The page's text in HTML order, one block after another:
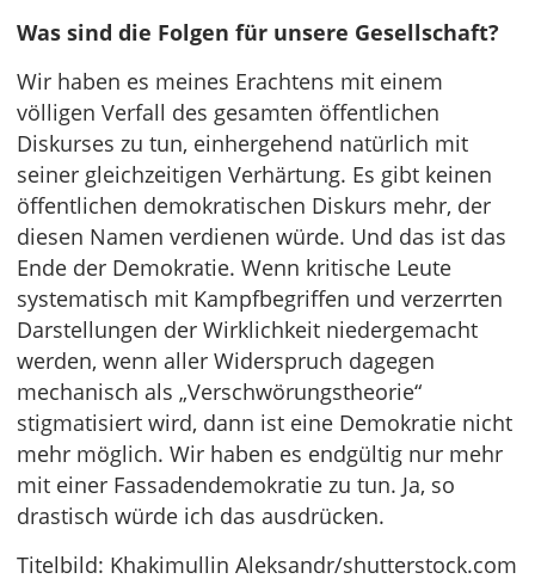
Was sind die Folgen für unsere Gesellschaft?
Wir haben es meines Erachtens mit einem
völligen Verfall des gesamten öffentlichen
Diskurses zu tun, einhergehend natürlich mit
seiner gleichzeitigen Verhärtung. Es gibt keinen
öffentlichen demokratischen Diskurs mehr, der
diesen Namen verdienen würde. Und das ist das
Ende der Demokratie. Wenn kritische Leute
systematisch mit Kampfbegriffen und verzerrten
Darstellungen der Wirklichkeit niedergemacht
werden, wenn aller Widerspruch dagegen
mechanisch als „Verschwörungstheorie“
stigmatisiert wird, dann ist eine Demokratie nicht
mehr möglich. Wir haben es endgültig nur mehr
mit einer Fassadendemokratie zu tun. Ja, so
drastisch würde ich das ausdrücken.
Titelbild: Khakimullin Aleksandr/shutterstock.com